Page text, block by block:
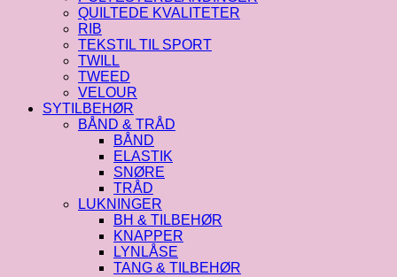
QUILTEDE KVALITETER
RIB
TEKSTIL TIL SPORT
TWILL
TWEED
VELOUR
SYTILBEHØR
BÅND & TRÅD
BÅND
ELASTIK
SNØRE
TRÅD
LUKNINGER
BH & TILBEHØR
KNAPPER
LYNLÅSE
TANG & TILBEHØR